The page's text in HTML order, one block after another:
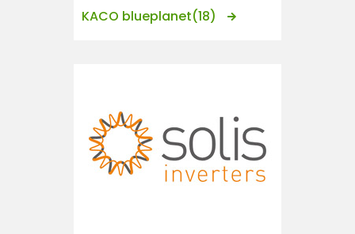
KACO blueplanet(18)